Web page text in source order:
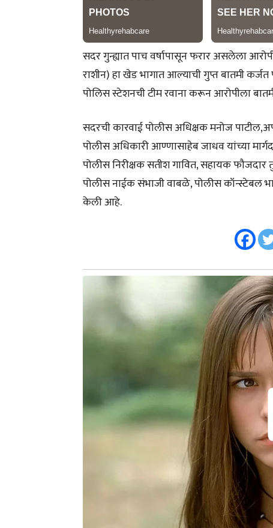
सदर गुन्ह्यात पाच वर्षापासून फरार असलेला
राशीन) हा खेड भागात आल्याची गुप्त बातमी
पोलिस स्टेशनची टीम रवाना करून आरोपीला
सदरची कारवाई पोलीस अधिक्षक मनोज
पोलीस अधिकारी आण्णासाहेब जाधव यांच्या
पोलीस निरीक्षक सतीश गावित, सहायक
पोलीस नाईक संभाजी वाबळे, पोलीस
केली आहे.